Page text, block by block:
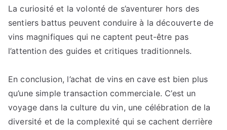
La curiosité et la volonté de s’aventurer hors des
sentiers battus peuvent conduire à la découverte de
vins magnifiques qui ne captent peut-être pas
l’attention des guides et critiques traditionnels.
En conclusion, l’achat de vins en cave est bien plus
qu’une simple transaction commerciale. C’est un
voyage dans la culture du vin, une célébration de la
diversité et de la complexité qui se cachent derrière